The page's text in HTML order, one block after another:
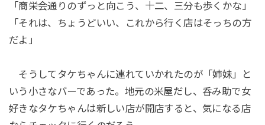
「商栄会通りのずっと向こう、十二、三分も歩くかな」
「それは、ちょうどいい、これから行く店はそっちの方
だよ」
そうしてタケちゃんに連れていかれたのが「姉妹」と
いう小さなバーであった。地元の米屋だし、呑み助で女
好きなタケちゃんは新しい店が開店すると、気になる店